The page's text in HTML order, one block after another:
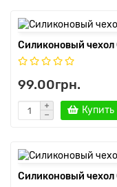
Силиконовый чехол
99.00грн.
Купить
Силиконовый чехол